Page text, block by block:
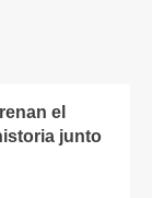
el
junto